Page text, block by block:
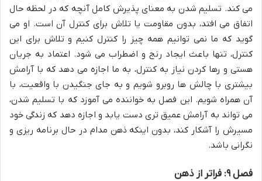
می کند. تسلیم شدن به معنای پذیرش کامل آنچه که در لحظه حال
اتفاق می افتد، بدون مقاومت یا تلاش برای کنترل آن است. او می
گوید که ما نمی توانیم همه چیز را کنترل کنیم و تلاش برای این
کنترل، تنها باعث ایجاد رنج و اضطراب می شود. اعتماد به جریان
هستی و رها کردن نیاز به کنترل، به ما اجازه می دهد که با آرامش
بیشتری با چالش ها روبرو شویم و به جای جنگیدن با واقعیت، با
آن همراه شویم. این فصل به خواننده می آموزد که با تسلیم شدن،
می تواند به آرامش عمیق تری دست یابد و اجازه دهد که زندگی خود
مسیرش را آشکار کند، بدون اینکه ذهن مدام در حال برنامه ریزی و
نگرانی باشد.
فصل ۹: فراتر از ذهن